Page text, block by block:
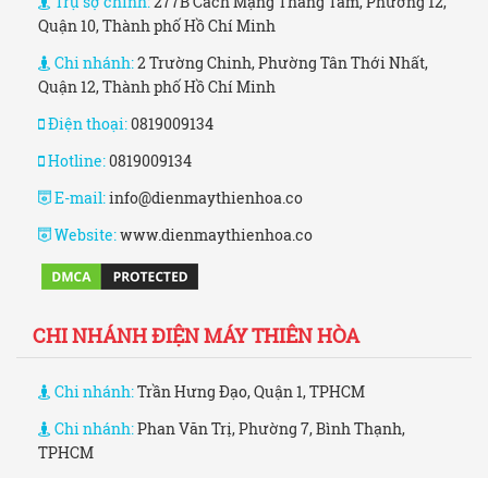
Quận 10, Thành phố Hồ Chí Minh
Chi nhánh:2 Trường Chinh, Phường Tân Thới Nhất,
Quận 12, Thành phố Hồ Chí Minh
Điện thoại:0819009134
Hotline:0819009134
E-mail:info@dienmaythienhoa.co
Website:www.dienmaythienhoa.co
CHI NHÁNH ĐIỆN MÁY THIÊN HÒA
Chi nhánh:Trần Hưng Đạo, Quận 1, TPHCM
Chi nhánh:Phan Văn Trị, Phường 7, Bình Thạnh,
TPHCM